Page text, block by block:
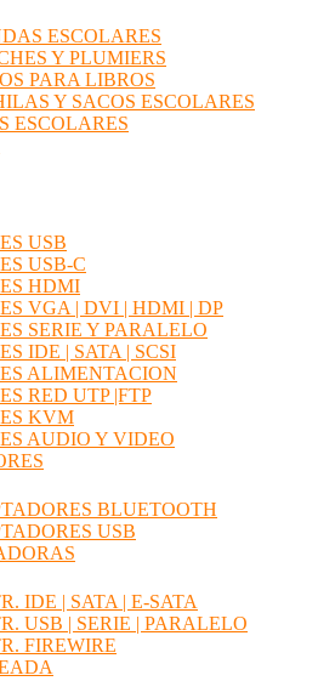
ESCOLARES
Y PLUMIERS
PARA LIBROS
Y SACOS ESCOLARES
ESCOLARES
USB
USB-C
HDMI
VGA | DVI | HDMI | DP
SERIE Y PARALELO
IDE | SATA | SCSI
ALIMENTACION
RED UTP |FTP
KVM
AUDIO Y VIDEO
BLUETOOTH
USB
IDE | SATA | E-SATA
USB | SERIE | PARALELO
FIREWIRE